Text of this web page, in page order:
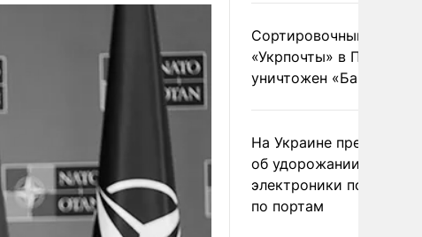
Сортировочный пункт
«Укрпочты» в
уничтожен
На Украине
об удорожании
электроники после
по портам